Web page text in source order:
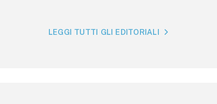
LEGGI TUTTI GLI EDITORIALI